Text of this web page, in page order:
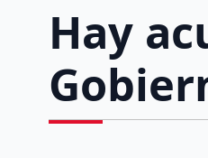
Hay